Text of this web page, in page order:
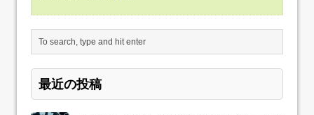
最近の投稿